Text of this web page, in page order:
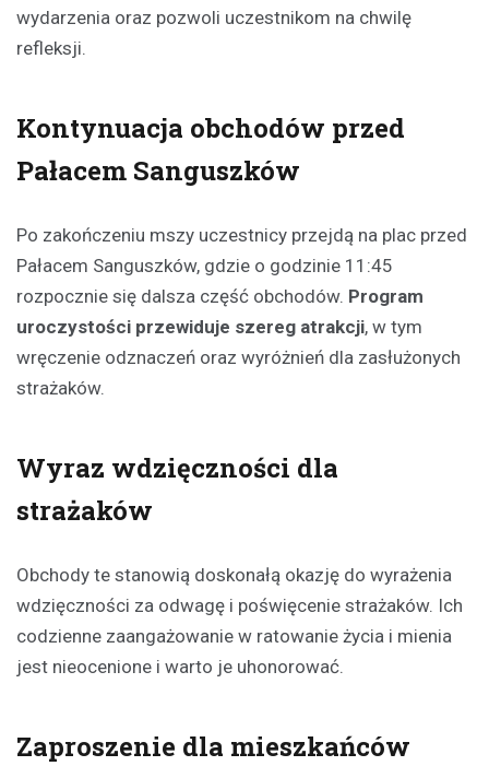
wydarzenia oraz pozwoli uczestnikom na chwilę
refleksji.
Kontynuacja obchodów przed
Pałacem Sanguszków
Po zakończeniu mszy uczestnicy przejdą na plac przed
Pałacem Sanguszków, gdzie o godzinie 11:45
rozpocznie się dalsza część obchodów. Program
uroczystości przewiduje szereg atrakcji, w tym
wręczenie odznaczeń oraz wyróżnień dla zasłużonych
strażaków.
Wyraz wdzięczności dla
strażaków
Obchody te stanowią doskonałą okazję do wyrażenia
wdzięczności za odwagę i poświęcenie strażaków. Ich
codzienne zaangażowanie w ratowanie życia i mienia
jest nieocenione i warto je uhonorować.
Zaproszenie dla mieszkańców